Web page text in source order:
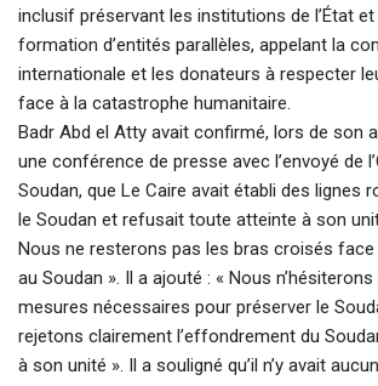
inclusif préservant les institutions de l’État
formation d’entités parallèles, appelant la
internationale et les donateurs à respecter
face à la catastrophe humanitaire.
Badr Abd el Atty avait confirmé, lors de son
une conférence de presse avec l’envoyé de
Soudan, que Le Caire avait établi des lignes
le Soudan et refusait toute atteinte à son
Nous ne resterons pas les bras croisés
au Soudan ». Il a ajouté : « Nous
mesures nécessaires pour préserver le
rejetons clairement l’effondrement du
à son unité ». Il a souligné qu’il n’y avait